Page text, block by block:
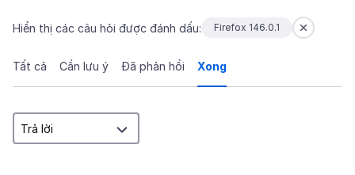
Hiển thị các câu hỏi được đánh dấu: Firefox 146.0.1
Tất cả Cần lưu ý Đã phản hồi Xong